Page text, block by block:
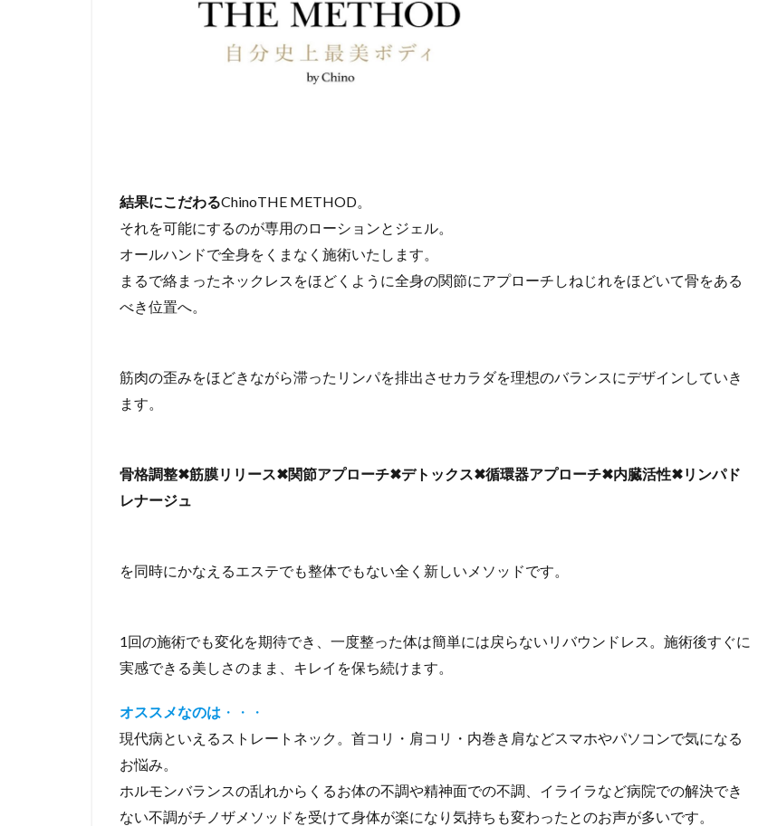
結果にこだわるChinoTHE METHOD。
それを可能にするのが専用のローションとジェル。
オールハンドで全身をくまなく施術いたします。
まるで絡まったネックレスをほどくように全身の関節にアプローチしねじれをほどいて骨をある
べき位置へ。
筋肉の歪みをほどきながら滞ったリンパを排出させカラダを理想のバランスにデザインしていき
ます。
骨格調整✖筋膜リリース✖関節アプローチ✖デトックス✖循環器アプローチ✖内臓活性✖リンパド
レナージュ
を同時にかなえるエステでも整体でもない全く新しいメソッドです。
1回の施術でも変化を期待でき、一度整った体は簡単には戻らないリバウンドレス。施術後すぐに
実感できる美しさのまま、キレイを保ち続けます。
オススメなのは ・・・
現代病といえるストレートネック。首コリ・肩コリ・内巻き肩などスマホやパソコンで気になる
お悩み。
ホルモンバランスの乱れからくるお体の不調や精神面での不調、イライラなど病院での解決でき
ない不調がチノザメソッドを受けて身体が楽になり気持ちも変わったとのお声が多いです。